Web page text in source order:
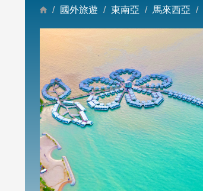
國外旅遊 東南亞 馬來西亞